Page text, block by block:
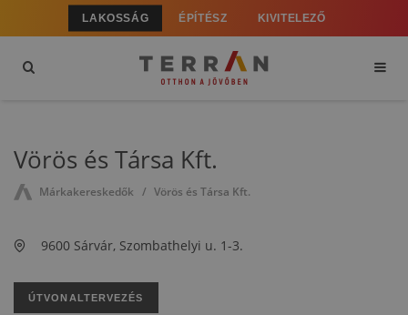
LAKOSSÁG ÉPÍTÉSZ KIVITELEZŐ
Vörös és Társa Kft.
Márkakereskedők Vörös és Társa Kft.
9600 Sárvár, Szombathelyi u. 1-3.
ÚTVONALTERVEZÉS